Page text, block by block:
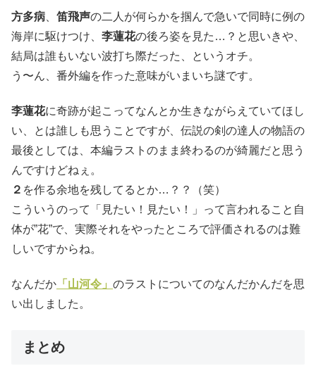
方多病 笛飛声の二人が何らかを掴んで急いで同時に例の
海岸に駆けつけ、 李蓮花の後ろ姿を見た…？と思いきや、
結局は誰もいない波打ち際だった、というオチ。
う〜ん、番外編を作った意味がいまいち謎です。
李蓮花に奇跡が起こってなんとか生きながらえていてほし
い、とは誰しも思うことですが、伝説の剣の達人の物語の
最後としては、本編ラストのまま終わるのが綺麗だと思う
んですけどねぇ。
２ を作る余地を残してるとか…？？（笑）
こういうのって「見たい！見たい！」って言われること自
体が”花”で、実際それをやったところで評価されるのは難
しいですからね。
なんだか 「山河令」 のラストについてのなんだかんだを思
い出しました。
まとめ